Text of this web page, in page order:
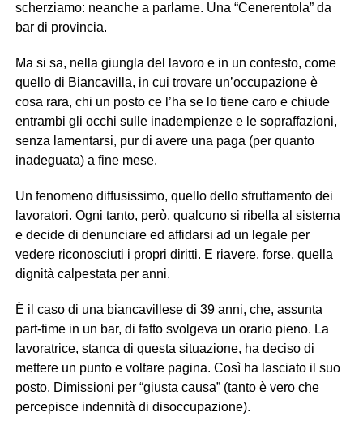
scherziamo: neanche a parlarne. Una “Cenerentola” da
bar di provincia.
Ma si sa, nella giungla del lavoro e in un contesto, come
quello di Biancavilla, in cui trovare un’occupazione è
cosa rara, chi un posto ce l’ha se lo tiene caro e chiude
entrambi gli occhi sulle inadempienze e le sopraffazioni,
senza lamentarsi, pur di avere una paga (per quanto
inadeguata) a fine mese.
Un fenomeno diffusissimo, quello dello sfruttamento dei
lavoratori. Ogni tanto, però, qualcuno si ribella al sistema
e decide di denunciare ed affidarsi ad un legale per
vedere riconosciuti i propri diritti. E riavere, forse, quella
dignità calpestata per anni.
È il caso di una biancavillese di 39 anni, che, assunta
part-time in un bar, di fatto svolgeva un orario pieno. La
lavoratrice, stanca di questa situazione, ha deciso di
mettere un punto e voltare pagina. Così ha lasciato il suo
posto. Dimissioni per “giusta causa” (tanto è vero che
percepisce indennità di disoccupazione).